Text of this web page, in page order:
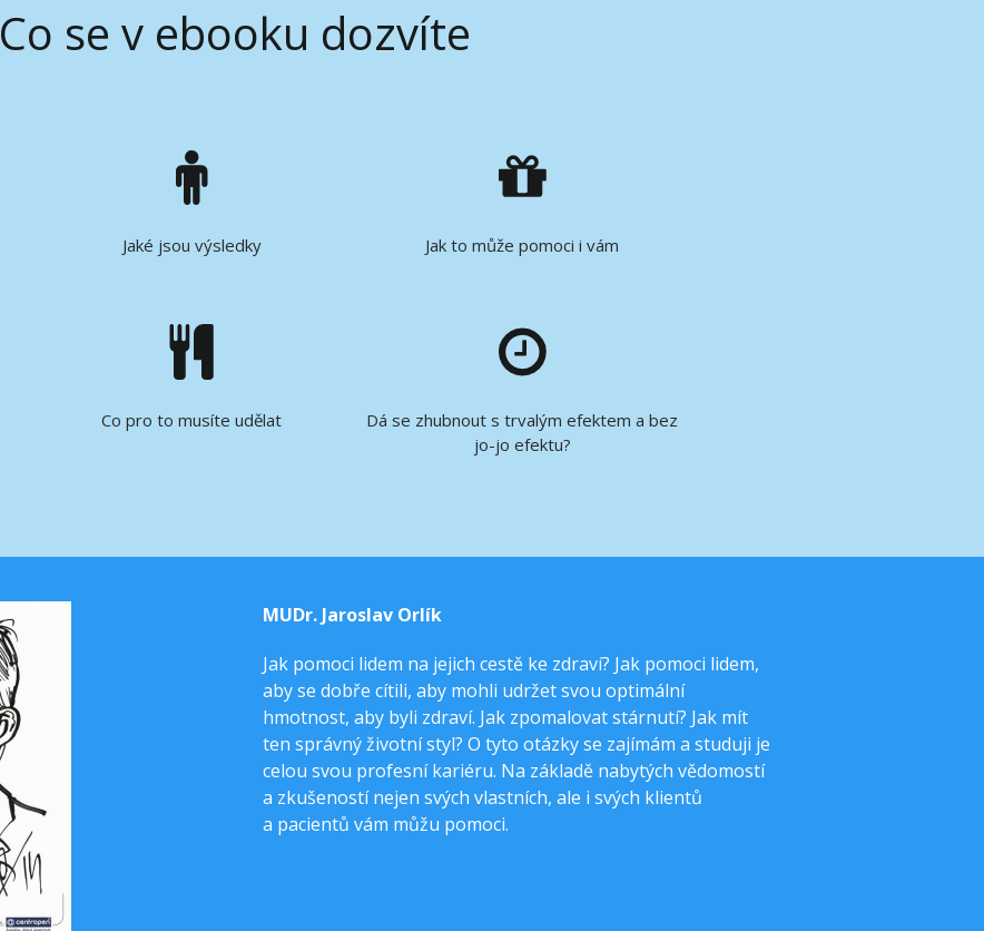
Co se v ebooku dozvíte
Jaké jsou výsledky Jak to může pomoci i vám
Co pro to musíte udělat
Dá se zhubnout s trvalým efektem a bez
jo-jo efektu?
MUDr. Jaroslav Orlík
Jak pomoci lidem na jejich cestě ke zdraví? Jak pomoci lidem,
aby se dobře cítili, aby mohli udržet svou optimální
hmotnost, aby byli zdraví. Jak zpomalovat stárnutí? Jak mít
ten správný životní styl? O tyto otázky se zajímám a studuji je
celou svou profesní kariéru. Na základě nabytých vědomostí
a zkušeností nejen svých vlastních, ale i svých klientů
a pacientů vám můžu pomoci.